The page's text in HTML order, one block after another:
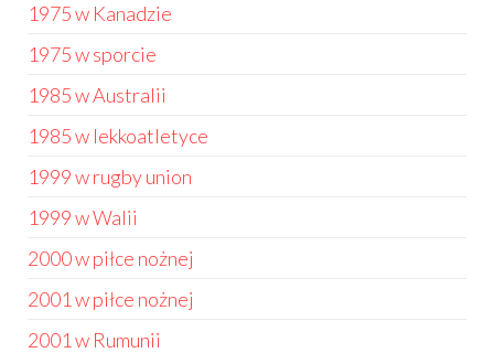
1975 w Kanadzie
1975 w sporcie
1985 w Australii
1985 w lekkoatletyce
1999 w rugby union
1999 w Walii
2000 w piłce nożnej
2001 w piłce nożnej
2001 w Rumunii